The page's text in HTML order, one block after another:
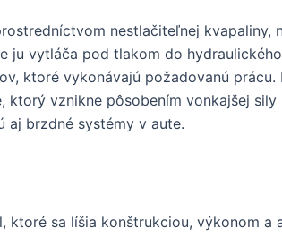
nestlačiteľnej kvapaliny,
ju vytláča pod tlakom do
ktoré vykonávajú požadovanú
vznikne pôsobením vonkajšej
aj brzdné systémy v aute.
sa líšia konštrukciou, výkonom a